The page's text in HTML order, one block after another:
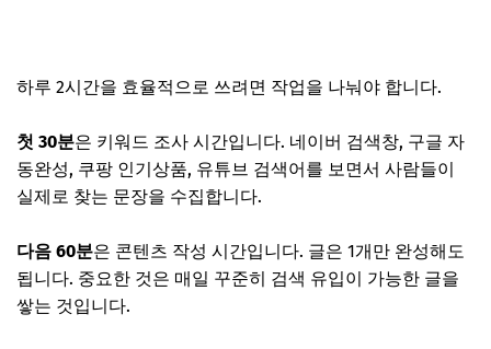
하루 2시간을 효율적으로 쓰려면 작업을 나눠야 합니다.
첫 30분은 키워드 조사 시간입니다. 네이버 검색창, 구글 자
동완성, 쿠팡 인기상품, 유튜브 검색어를 보면서 사람들이
실제로 찾는 문장을 수집합니다.
다음 60분은 콘텐츠 작성 시간입니다. 글은 1개만 완성해도
됩니다. 중요한 것은 매일 꾸준히 검색 유입이 가능한 글을
쌓는 것입니다.